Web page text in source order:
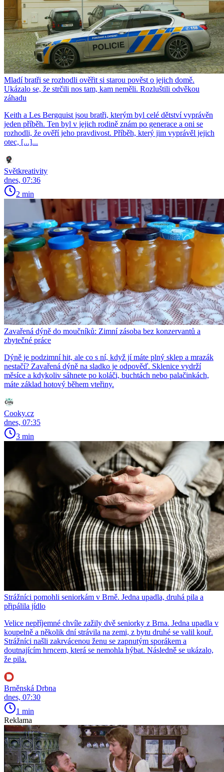
Mladí bratři se rozhodli ověřit si starou pověst o jejich domě.
Ukázalo se, že strčili nos tam, kam neměli. Rozluštili odvěkou
záhadu
Keith a Les Bergquist jsou bratři, kterým byl celé dětství vyprávěn
jeden příběh. Ten byl v jejich rodině znám po generace a oni se
rozhodli, že ověří jeho pravdivost. Příběh, který jim vyprávěl jejich
otec, [...]...
Světkreativity
dnes, 07:36
2 min
Zavařená dýně do moučníků: Zimní zásoba bez konzervantů a
zbytečné práce
Dýně je podzimní hit, ale co s ní, když jí máte plný sklep a mrazák
nestačí? Zavařená dýně na sladko je odpověď. Sklenice vydrží
měsíce a kdykoliv sáhnete po koláči, buchtách nebo palačinkách,
máte základ hotový během vteřiny.
Cooky.cz
dnes, 07:35
3 min
Strážníci pomohli seniorkám v Brně. Jedna upadla, druhá pila a
připálila jídlo
Velice nepříjemné chvíle zažily dvě seniorky z Brna. Jedna upadla v
koupelně a několik dní strávila na zemi, z bytu druhé se valil kouř.
Strážníci našli zakrvácenou ženu se zapnutým sporákem a
doutnajícím hrncem, která se nemohla hýbat. Následně se ukázalo,
že pila.
Brněnská Drbna
dnes, 07:30
1 min
Reklama